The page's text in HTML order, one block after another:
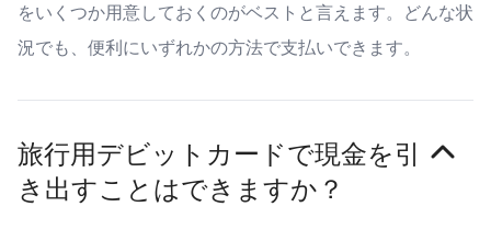
をいくつか用意しておくのがベストと言えます。どんな状
況でも、便利にいずれかの方法で支払いできます。
旅行用デビットカードで現金を引
き出すことはできますか？